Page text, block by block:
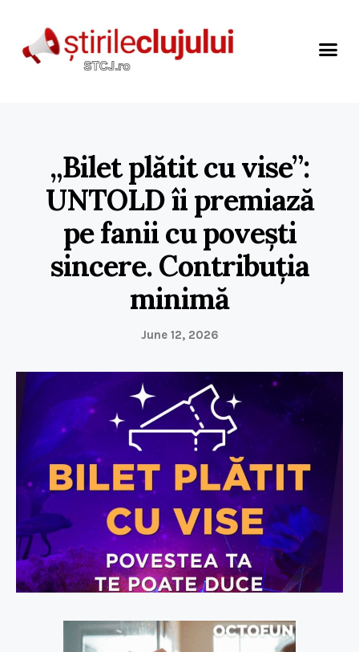
„Bilet plătit cu vise”:
UNTOLD îi premiază
pe fanii cu povești
sincere. Contribuția
minimă
June 12, 2026